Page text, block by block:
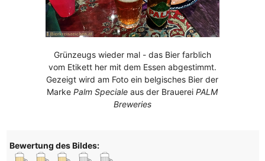
Grünzeugs wieder mal - das Bier farblich
vom Etikett her mit dem Essen abgestimmt.
Gezeigt wird am Foto ein belgisches Bier der
MarkePalm Speciale aus der BrauereiPALM
Breweries
Bewertung des Bildes: